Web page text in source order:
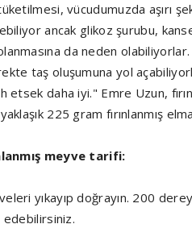
vücudumuzda aşırı
ancak glikoz şurubu,
da neden olabiliyorlar.
taş oluşumuna yol
etsek daha iyi." Emre Uzun,
225 gram fırınlanmış
meyve tarifi:
yıkayıp doğrayın. 200
edebilirsiniz.